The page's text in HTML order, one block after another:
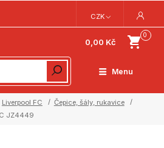
Menu
CZK
0
0,00 Kč
Liverpool FC
Čepice, šály, rukavice
JZ4449